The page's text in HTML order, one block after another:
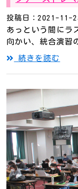
投稿日：2021-11-
あっという間にラ
向かい、統合演
続きを読む